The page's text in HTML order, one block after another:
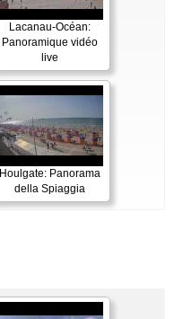
Lacanau-Océan:
Panoramique vidéo
live
Houlgate: Panorama
della Spiaggia